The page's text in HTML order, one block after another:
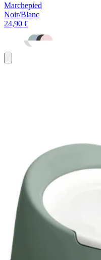
Marchepied
Noir/Blanc
24,90 €
au